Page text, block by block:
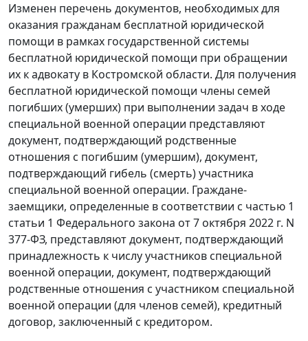
Изменен перечень документов, необходимых для
оказания гражданам бесплатной юридической
помощи в рамках государственной системы
бесплатной юридической помощи при обращении
их к адвокату в Костромской области. Для получения
бесплатной юридической помощи члены семей
погибших (умерших) при выполнении задач в ходе
специальной военной операции представляют
документ, подтверждающий родственные
отношения с погибшим (умершим), документ,
подтверждающий гибель (смерть) участника
специальной военной операции. Граждане-
заемщики, определенные в соответствии с частью 1
статьи 1 Федерального закона от 7 октября 2022 г. N
377-ФЗ, представляют документ, подтверждающий
принадлежность к числу участников специальной
военной операции, документ, подтверждающий
родственные отношения с участником специальной
военной операции (для членов семей), кредитный
договор, заключенный с кредитором.